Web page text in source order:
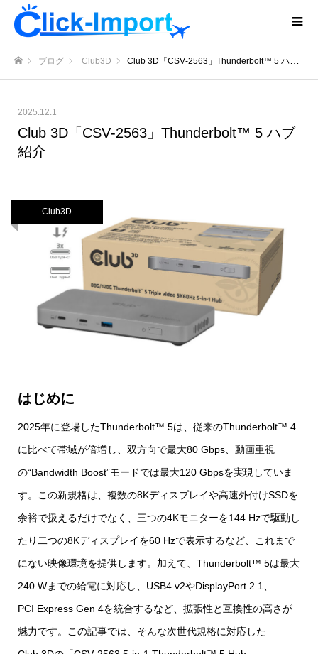
ブログ Club3D Club 3D「CSV‑2563」Thunderbolt™ 5 ハブ紹介
2025.12.1
Club 3D「CSV‑2563」Thunderbolt™ 5 ハブ
紹介
Club3D
はじめに
2025年に登場したThunderbolt™ 5は、従来のThunderbolt™ 4
に比べて帯域が倍増し、双方向で最大80 Gbps、動画重視
の“Bandwidth Boost”モードでは最大120 Gbpsを実現していま
す。この新規格は、複数の8Kディスプレイや高速外付けSSDを
余裕で扱えるだけでなく、三つの4Kモニターを144 Hzで駆動し
たり二つの8Kディスプレイを60 Hzで表示するなど、これまで
にない映像環境を提供します。加えて、Thunderbolt™ 5は最大
240 Wまでの給電に対応し、USB4 v2やDisplayPort 2.1、
PCI Express Gen 4を統合するなど、拡張性と互換性の高さが
魅力です。この記事では、そんな次世代規格に対応した